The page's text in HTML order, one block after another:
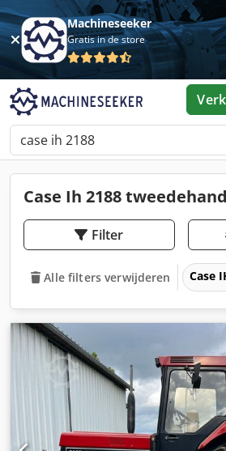
Machineseeker
Gratis in de store
Case Ih 2188
Filter
Alle filters verwijderen Case